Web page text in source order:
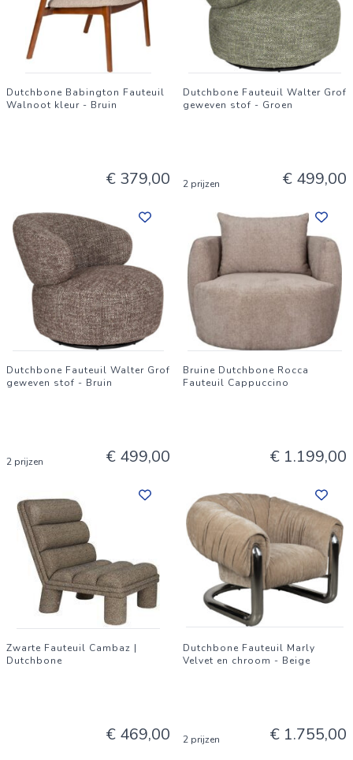
Dutchbone Babington Fauteuil
Walnoot kleur - Bruin
€ 379,00
Dutchbone Fauteuil Walter Grof
geweven stof - Groen
2 prijzen € 499,00
Dutchbone Fauteuil Walter Grof
geweven stof - Bruin
2 prijzen € 499,00
Bruine Dutchbone Rocca
Fauteuil Cappuccino
€ 1.199,00
Zwarte Fauteuil Cambaz |
Dutchbone
€ 469,00
Dutchbone Fauteuil Marly
Velvet en chroom - Beige
2 prijzen € 1.755,00